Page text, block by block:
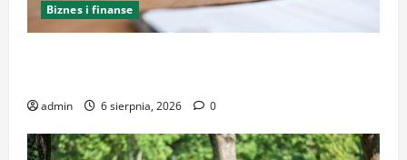
Biznes i finanse
admin 6 sierpnia, 2026 0